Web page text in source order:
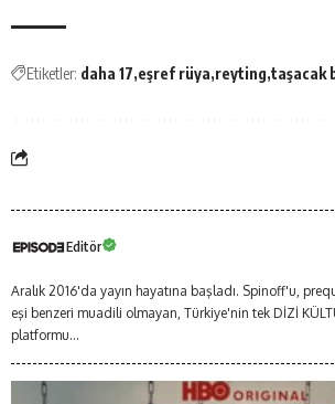
Etiketler: daha 17 eşref rüya reyting taşacak
Editör
Aralık 2016'da yayın hayatına başladı. Spinoff'u,
eşi benzeri muadili olmayan, Türkiye'nin tek DİZİ
platformu...